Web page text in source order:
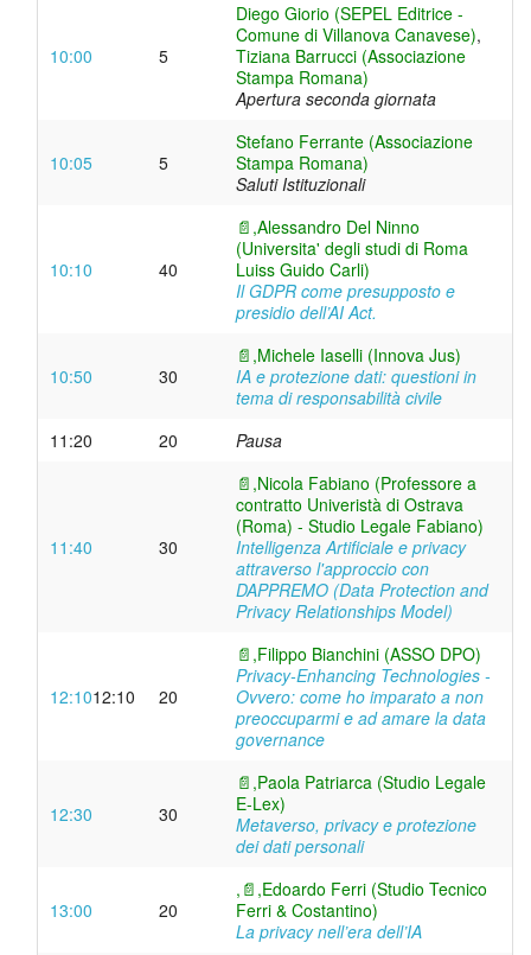
10:00 5
Diego Giorio (SEPEL Editrice -
Comune di Villanova Canavese),
Tiziana Barrucci (Associazione
Stampa Romana)
Apertura seconda giornata
10:05 5
Stefano Ferrante (Associazione
Stampa Romana)
Saluti Istituzionali
10:10 40
📄,Alessandro Del Ninno
(Universita' degli studi di Roma
Luiss Guido Carli)
Il GDPR come presupposto e
presidio dell’AI Act.
10:50 30
📄,Michele Iaselli (Innova Jus)
IA e protezione dati: questioni in
tema di responsabilità civile
11:20
20 Pausa
11:40 30
📄,Nicola Fabiano (Professore a
contratto Univeristà di Ostrava
(Roma) - Studio Legale Fabiano)
Intelligenza Artificiale e privacy
attraverso l'approccio con
DAPPREMO (Data Protection and
Privacy Relationships Model)
12:1012:10 20
📄,Filippo Bianchini (ASSO DPO)
Privacy-Enhancing Technologies -
Ovvero: come ho imparato a non
preoccuparmi e ad amare la data
governance
12:30 30
📄,Paola Patriarca (Studio Legale
E-Lex)
Metaverso, privacy e protezione
dei dati personali
13:00 20
, 📄,Edoardo Ferri (Studio Tecnico
Ferri & Costantino)
La privacy nell’era dell’IA